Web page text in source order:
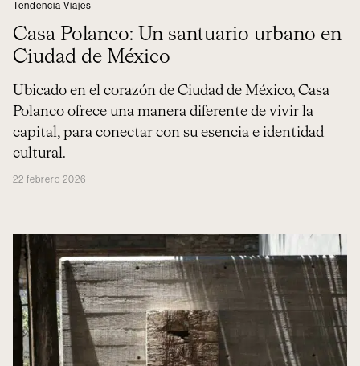
Tendencia Viajes
Casa Polanco: Un santuario urbano en
Ciudad de México
Ubicado en el corazón de Ciudad de México, Casa
Polanco ofrece una manera diferente de vivir la
capital, para conectar con su esencia e identidad
cultural.
22 febrero 2026